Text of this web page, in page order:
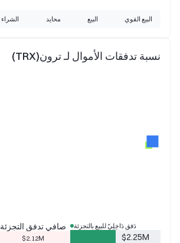
البيع القوي البيع محايد الشراء
نسبة تدفقات الأموال لـ ترون(TRX)
دَفق دَاخِلِيّ للبيع بالتجزئة
$2.25M
صافي تدفق التجزئة
$2.12M